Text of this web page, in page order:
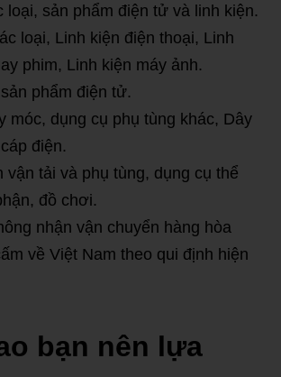
loại, sản phẩm điện tử và linh kiện.
loại, Linh kiện điện thoại, Linh
phim, Linh kiện máy ảnh.
phẩm điện tử.
móc, dụng cụ phụ tùng khác, Dây
điện.
vận tải và phụ tùng, dụng cụ thể
đồ chơi.
nhận vận chuyển hàng hòa
về Việt Nam theo qui định hiện
bạn nên lựa